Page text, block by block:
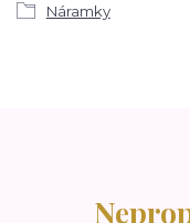
Náramky